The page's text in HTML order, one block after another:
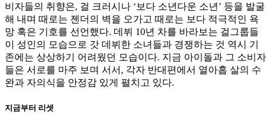
비자들의 취향은, 걸 크러시나 ‘보다 소년다운 소년’ 등을 발굴
해 내며 때로는 젠더의 벽을 오가고 때로는 보다 적극적인 욕
망 혹은 기호를 선언했다. 데뷔 10년 차를 바라보는 걸그룹들
이 성인의 모습으로 갓 데뷔한 소녀들과 경쟁하는 것 역시 기
존에는 상상하기 어려웠던 모습이다. 지금 아이돌과 그 소비자
들은 서로를 마주 보며 서서, 각자 반대편에서 열아홉 살의 수
완과 자의식을 안정감 있게 펼치고 있다.
지금부터 리셋